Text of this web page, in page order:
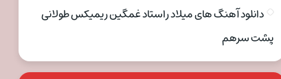
دانلود آهنگ های میلاد راستاد غمگین ریمیکس طولانی
پشت سرهم